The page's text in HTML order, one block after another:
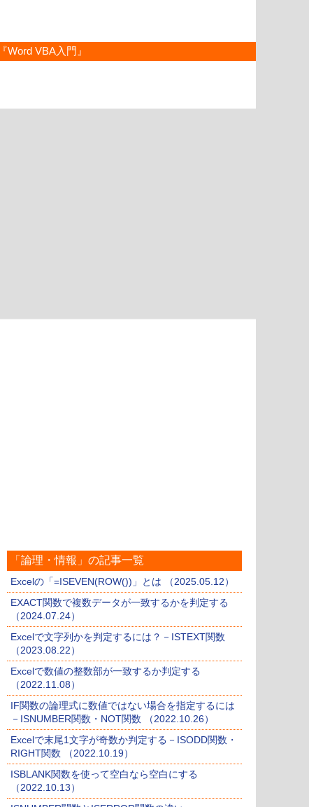
『Word VBA入門』
「論理・情報」の記事一覧
Excelの「=ISEVEN(ROW())」とは （2025.05.12）
EXACT関数で複数データが一致するかを判定する
（2024.07.24）
Excelで文字列かを判定するには？－ISTEXT関数
（2023.08.22）
Excelで数値の整数部が一致するか判定する
（2022.11.08）
IF関数の論理式に数値ではない場合を指定するには
－ISNUMBER関数・NOT関数 （2022.10.26）
Excelで末尾1文字が奇数か判定する－ISODD関数・
RIGHT関数 （2022.10.19）
ISBLANK関数を使って空白なら空白にする
（2022.10.13）